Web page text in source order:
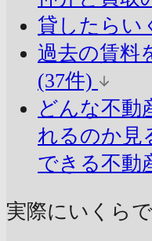
貸したらい
過去の賃料
(37件)
どんな不動
れるのか見
できる不動
実際にいくら